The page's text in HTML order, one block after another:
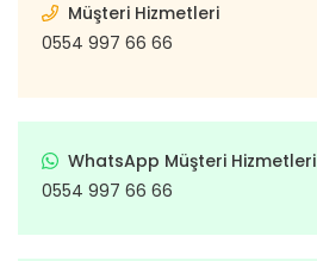
Müşteri Hizmetleri
0554 997 66 66
WhatsApp Müşteri Hizmetleri
0554 997 66 66